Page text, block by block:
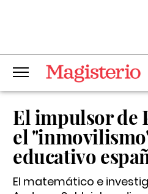
El impulsor de
el
educativo
El matemático e